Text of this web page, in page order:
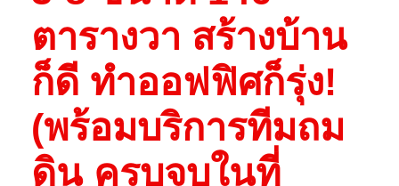
ติดต่อเรา
ที่
ดิ
น
ร
ตารางวา สร้างบ้าน
ก็ดี ทำออฟฟิศก็รุ่ง!
(พร้อมบริการทีมถม
ดิน ครบจบในที่